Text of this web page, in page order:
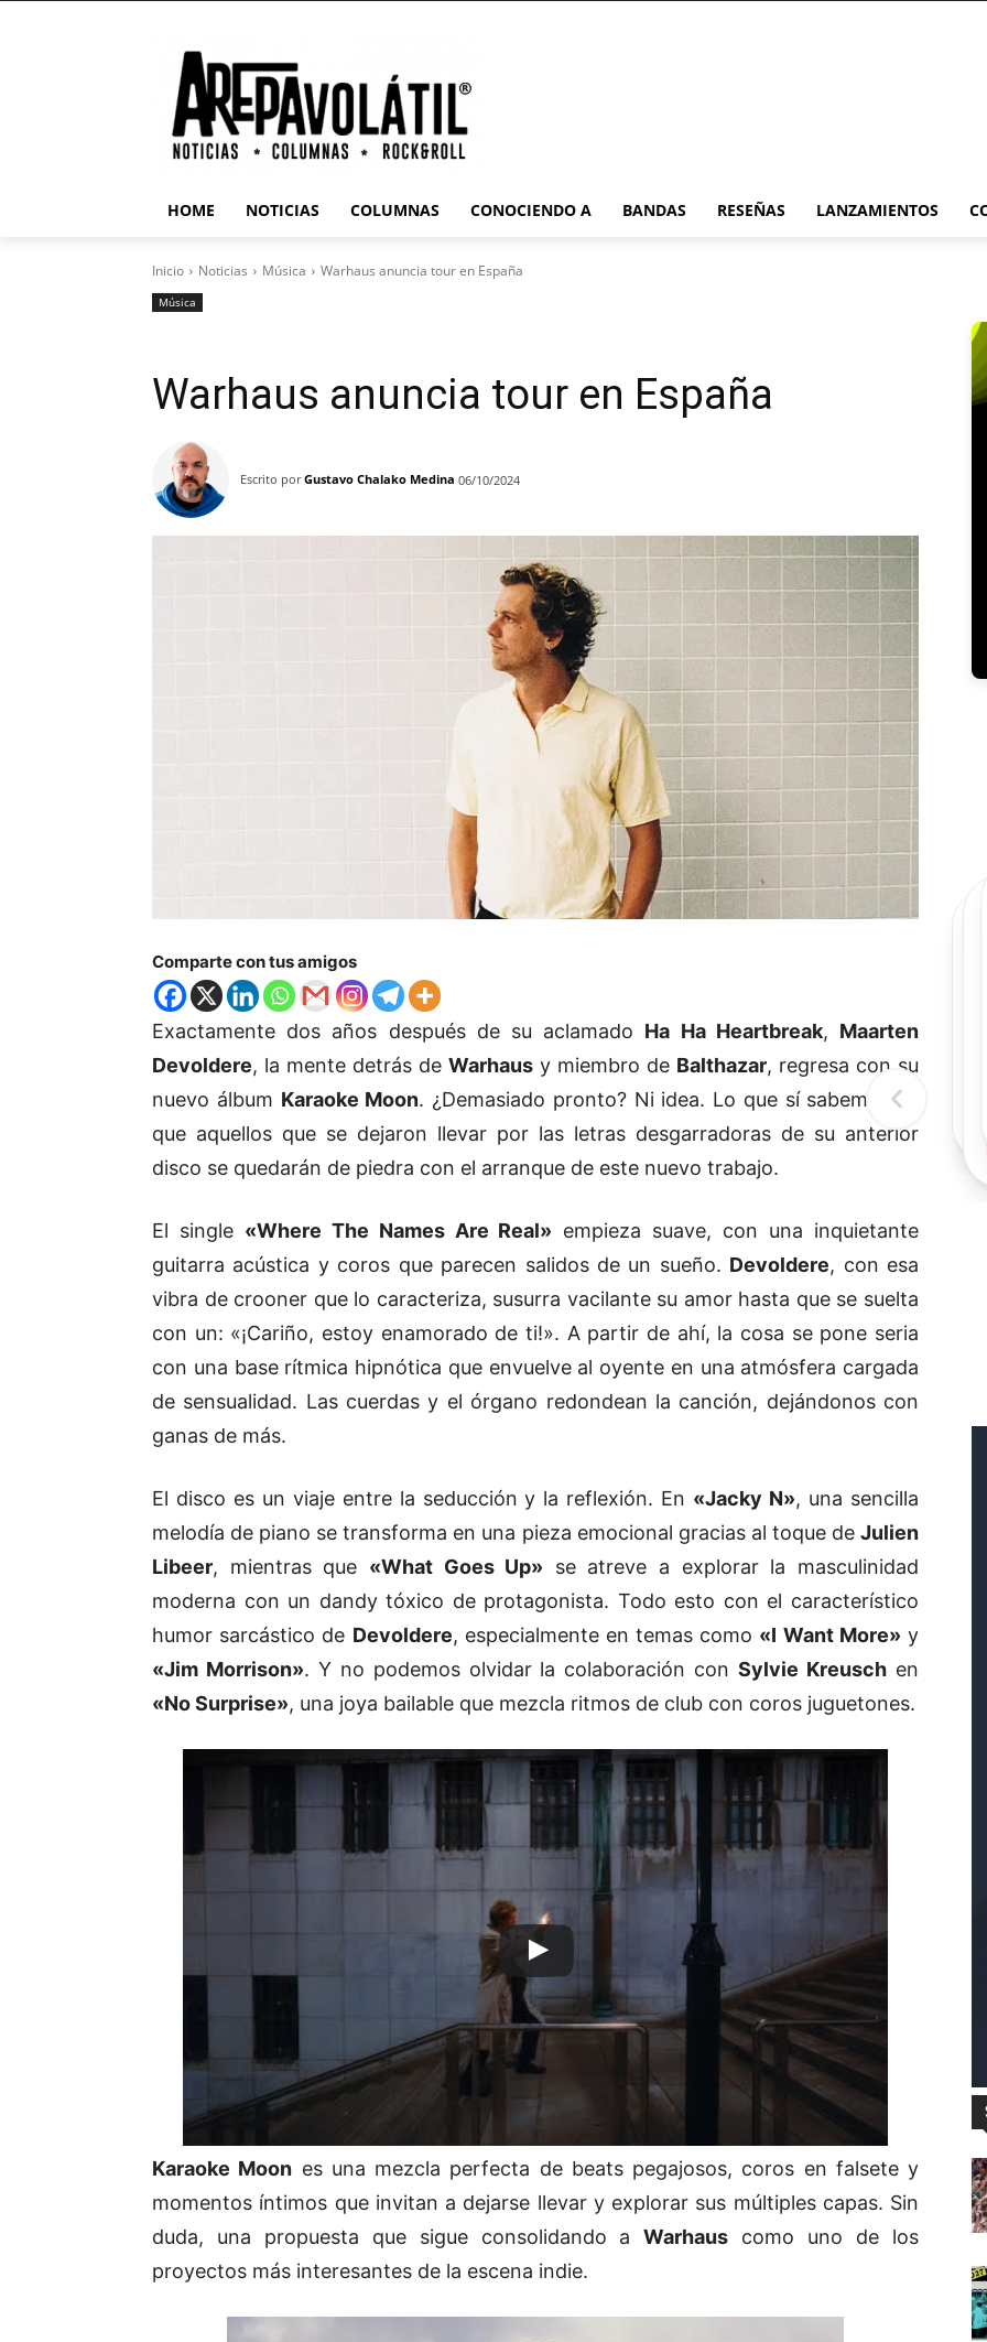
HOME NOTICIAS COLUMNAS CONOCIENDO A BANDAS RESEÑAS LANZAMIENTOS
Inicio Noticias Música Warhaus anuncia tour en España
Música
Warhaus anuncia tour en España
Escrito por Gustavo Chalako Medina 06/10/2024
Comparte con tus amigos
Exactamente dos años después de su aclamado Ha Ha Heartbreak, Maarten
Devoldere, la mente detrás de Warhaus y miembro de Balthazar, regresa con su
nuevo álbum Karaoke Moon. ¿Demasiado pronto? Ni idea. Lo que sí sabemos es
que aquellos que se dejaron llevar por las letras desgarradoras de su anterior
disco se quedarán de piedra con el arranque de este nuevo trabajo.
El single «Where The Names Are Real» empieza suave, con una inquietante
guitarra acústica y coros que parecen salidos de un sueño. Devoldere, con esa
vibra de crooner que lo caracteriza, susurra vacilante su amor hasta que se suelta
con un: «¡Cariño, estoy enamorado de ti!». A partir de ahí, la cosa se pone seria
con una base rítmica hipnótica que envuelve al oyente en una atmósfera cargada
de sensualidad. Las cuerdas y el órgano redondean la canción, dejándonos con
ganas de más.
El disco es un viaje entre la seducción y la reflexión. En «Jacky N», una sencilla
melodía de piano se transforma en una pieza emocional gracias al toque de Julien
Libeer, mientras que «What Goes Up» se atreve a explorar la masculinidad
moderna con un dandy tóxico de protagonista. Todo esto con el característico
humor sarcástico de Devoldere, especialmente en temas como «I Want More»y
«Jim Morrison». Y no podemos olvidar la colaboración conSylvie Kreusch en
«No Surprise», una joya bailable que mezcla ritmos de club con coros juguetones.
Karaoke Moon es una mezcla perfecta de beats pegajosos, coros en falsete y
momentos íntimos que invitan a dejarse llevar y explorar sus múltiples capas. Sin
duda, una propuesta que sigue consolidando aWarhaus como uno de los
proyectos más interesantes de la escena indie.